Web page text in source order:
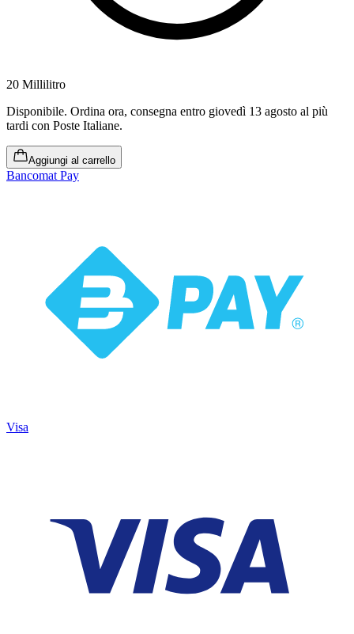
20 Millilitro
Disponibile. Ordina ora, consegna entro giovedì 13 agosto al più
tardi con Poste Italiane.
Aggiungi al carrello
Bancomat Pay
Visa